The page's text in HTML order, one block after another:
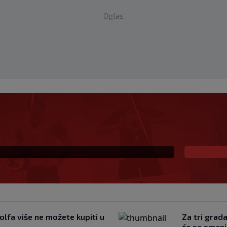
Oglas
prijeti Hajduku:
SHNL’
više ne možete kupiti u
Za tri